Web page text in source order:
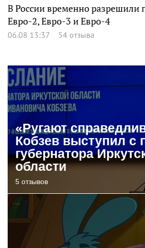
В России временно разрешили
Евро-2, Евро-3 и Евро-4
06.08 13:37 54 отзыва
«Ругают
Кобзев выступил с
губернатора
области
5 отзывов